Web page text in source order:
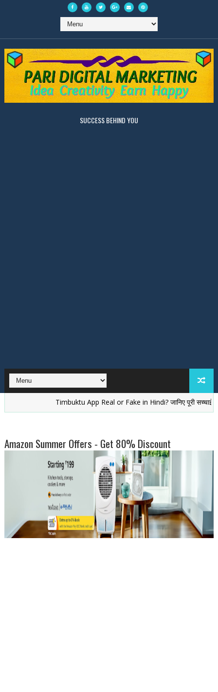
SUCCESS BEHIND YOU
Timbuktu App Real or Fake in Hindi? जानिए पूरी सच्चाई
Amazon Summer Offers - Get 80% Discount